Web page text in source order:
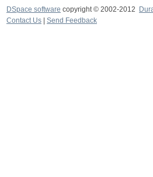
DSpace software copyright © 2002-2012
Contact Us
Send Feedback